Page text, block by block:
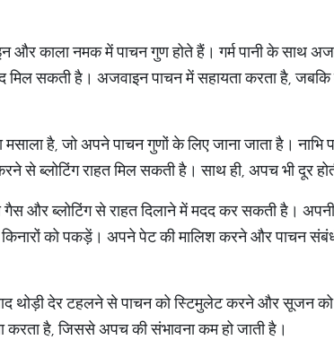
काला नमक में पाचन गुण होते हैं। गर्म पानी के साथ
सकती है। अजवाइन पाचन में सहायता करता है,
मसाला है, जो अपने पाचन गुणों के लिए जाना जाता है।
से ब्लोटिंग राहत मिल सकती है। साथ ही, अपच भी दूर
गैस और ब्लोटिंग से राहत दिलाने में मदद कर सकती है।
को पकड़ें। अपने पेट की मालिश करने और पाचन
थोड़ी देर टहलने से पाचन को स्टिमुलेट करने और सूजन
करता है, जिससे अपच की संभावना कम हो जाती है।